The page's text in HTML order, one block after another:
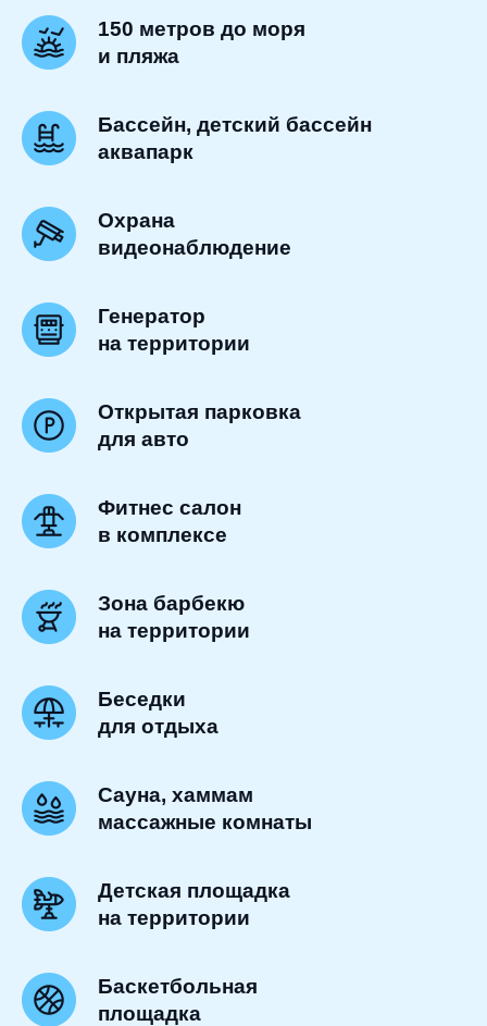
150 метров до моря
и пляжа
Бассейн, детский бассейн
аквапарк
Охрана
видеонаблюдение
Генератор
на территории
Открытая парковка
для авто
Фитнес салон
в комплексе
Зона барбекю
на территории
Беседки
для отдыха
Сауна, хаммам
массажные комнаты
Детская площадка
на территории
Баскетбольная
площадка